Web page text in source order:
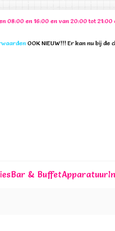
08:00 en 16:00 en van 20:00 tot
OOK NIEUW!!! Er kan nu bij
Bar & BuffetApparatuur